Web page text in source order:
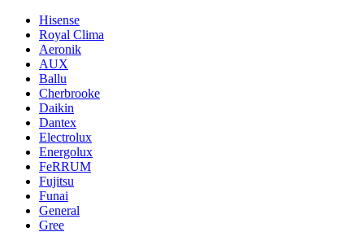
Hisense
Royal Clima
Aeronik
AUX
Ballu
Cherbrooke
Daikin
Dantex
Electrolux
Energolux
FeRRUM
Fujitsu
Funai
General
Gree